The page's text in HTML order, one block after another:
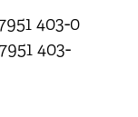
403-0
403-